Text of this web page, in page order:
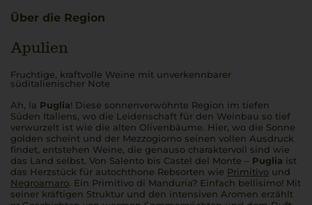
Über die Region
Apulien
Fruchtige, kraftvolle Weine mit unverkennbarer
süditalienischer Note
Ah, la Puglia! Diese sonnenverwöhnte Region im tiefen
Süden Italiens, wo die Leidenschaft für den Weinbau so tief
verwurzelt ist wie die alten Olivenbäume. Hier, wo die Sonne
golden scheint und der Mezzogiorno seinen vollen Ausdruck
findet, entstehen Weine, die genauso charaktervoll sind wie
das Land selbst. Von Salento bis Castel del Monte – Puglia ist
das Herzstück für autochthone Rebsorten wie Primitivo und
Negroamaro. Ein Primitivo di Manduria? Einfach bellisimo! Mit
seiner kräftigen Struktur und den intensiven Aromen erzählt